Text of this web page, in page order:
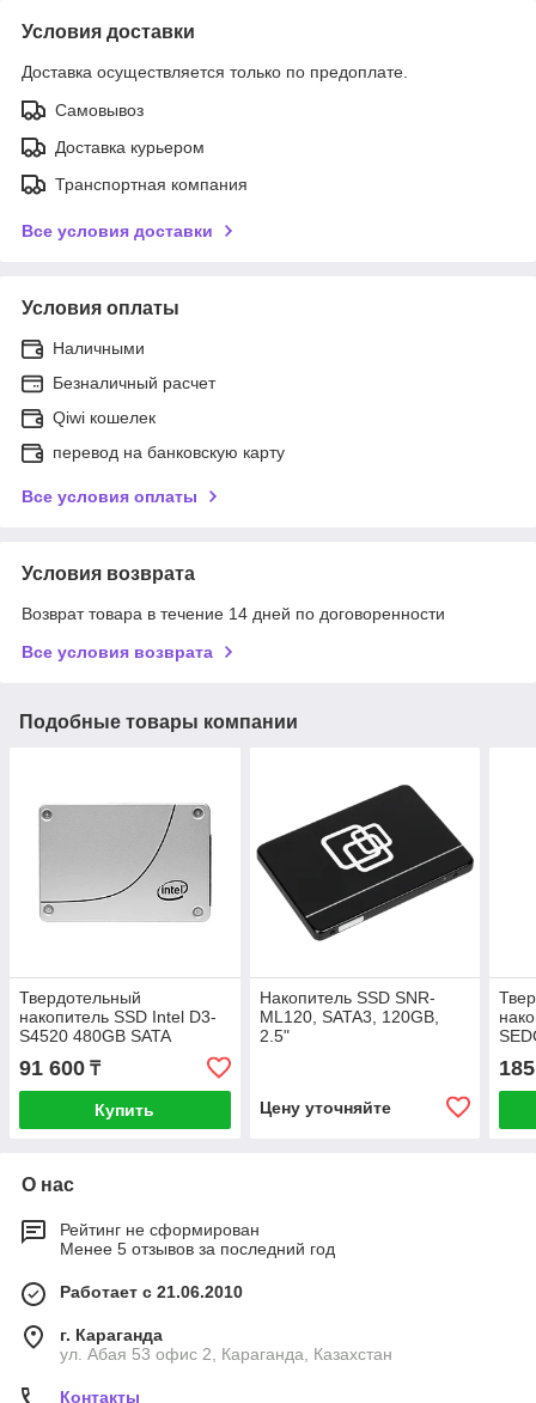
Условия доставки
Доставка осуществляется только по предоплате.
Самовывоз
Доставка курьером
Транспортная компания
Все условия доставки
Условия оплаты
Наличными
Безналичный расчет
Qiwi кошелек
перевод на банковскую карту
Все условия оплаты
Условия возврата
Возврат товара в течение 14 дней по договоренности
Все условия возврата
Подобные товары компании
Твердотельный
накопитель SSD Intel D3-
S4520 480GB SATA
91 600 ₸
Купить
Накопитель SSD SNR-
ML120, SATA3, 120GB,
2.5"
Цену уточняйте
О нас
Рейтинг не сформирован
Менее 5 отзывов за последний год
Работает с 21.06.2010
г. Караганда
ул. Абая 53 офис 2, Караганда, Казахстан
Контакты